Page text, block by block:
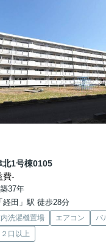
北1号棟0105
費-
37年
経田」駅 徒歩28分
洗濯機置場 エアコン
バ
口以上